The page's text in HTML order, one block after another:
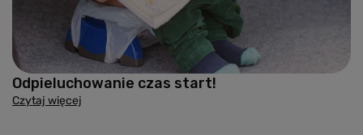
Odpieluchowanie czas start!
Czytaj więcej